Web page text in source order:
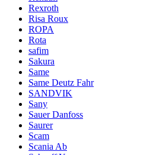
Rexroth
Risa Roux
ROPA
Rota
safim
Sakura
Same
Same Deutz Fahr
SANDVIK
Sany
Sauer Danfoss
Saurer
Scam
Scania Ab